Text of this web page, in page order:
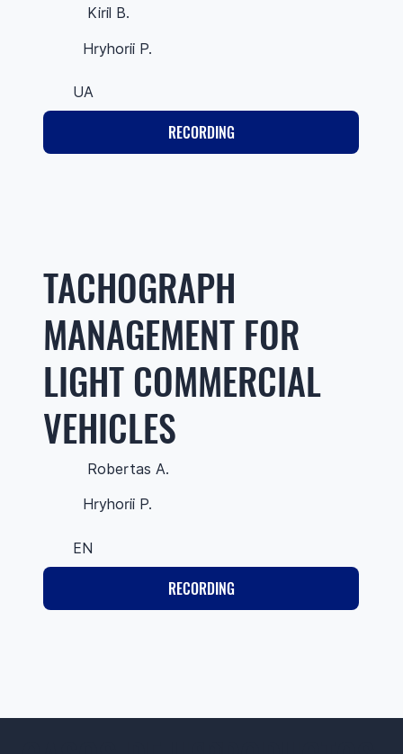
Kiril B.
Hryhorii P.
UA
RECORDING
TACHOGRAPH
MANAGEMENT FOR
LIGHT COMMERCIAL
VEHICLES
Robertas A.
Hryhorii P.
EN
RECORDING